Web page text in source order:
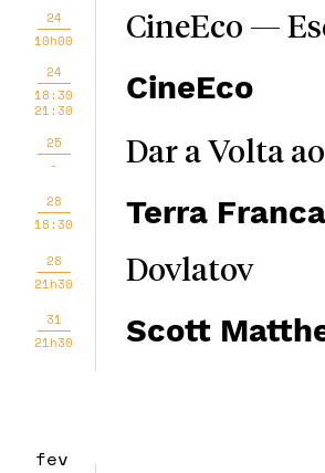
24
10h00
CineEco —
24
18:30
21:30
CineEco
25
-
Dar a Volta
28
18:30
Terra Franca
28
21h30
Dovlatov
31
21h30
Scott
fev